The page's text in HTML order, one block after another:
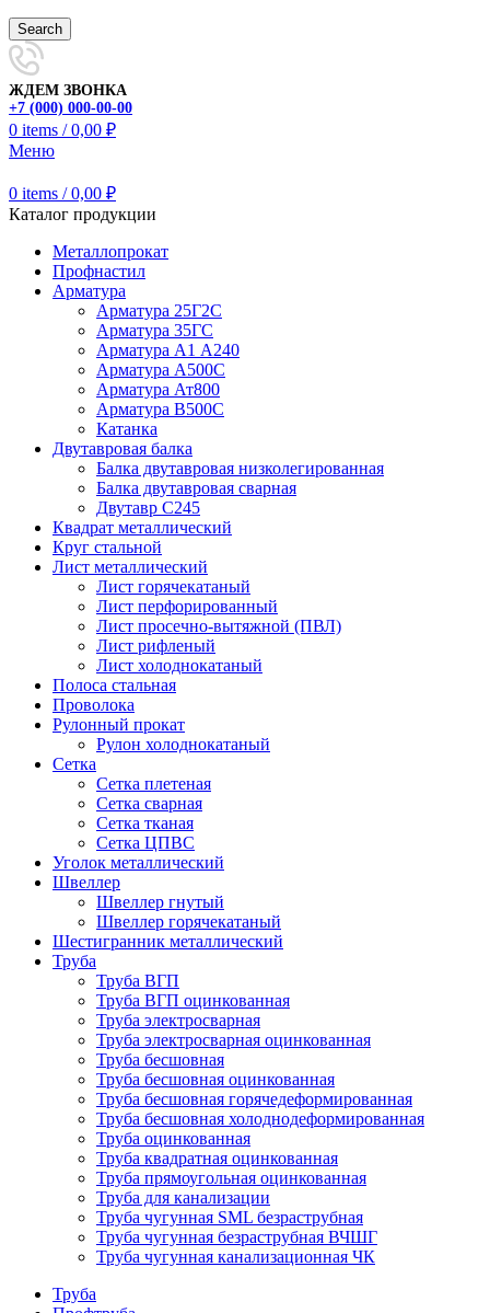
Search
ЖДЕМ ЗВОНКА
+7 (000) 000-00-00
0 items / 0,00 ₽
Меню
0 items / 0,00 ₽
Каталог продукции
Металлопрокат
Профнастил
Арматура
Арматура 25Г2С
Арматура 35ГС
Арматура А1 А240
Арматура А500С
Арматура Ат800
Арматура В500С
Катанка
Двутавровая балка
Балка двутавровая низколегированная
Балка двутавровая сварная
Двутавр С245
Квадрат металлический
Круг стальной
Лист металлический
Лист горячекатаный
Лист перфорированный
Лист просечно-вытяжной (ПВЛ)
Лист рифленый
Лист холоднокатаный
Полоса стальная
Проволока
Рулонный прокат
Рулон холоднокатаный
Сетка
Сетка плетеная
Сетка сварная
Сетка тканая
Сетка ЦПВС
Уголок металлический
Швеллер
Швеллер гнутый
Швеллер горячекатаный
Шестигранник металлический
Труба
Труба ВГП
Труба ВГП оцинкованная
Труба электросварная
Труба электросварная оцинкованная
Труба бесшовная
Труба бесшовная оцинкованная
Труба бесшовная горячедеформированная
Труба бесшовная холоднодеформированная
Труба оцинкованная
Труба квадратная оцинкованная
Труба прямоугольная оцинкованная
Труба для канализации
Труба чугунная SML безраструбная
Труба чугунная безраструбная ВЧШГ
Труба чугунная канализационная ЧК
Труба